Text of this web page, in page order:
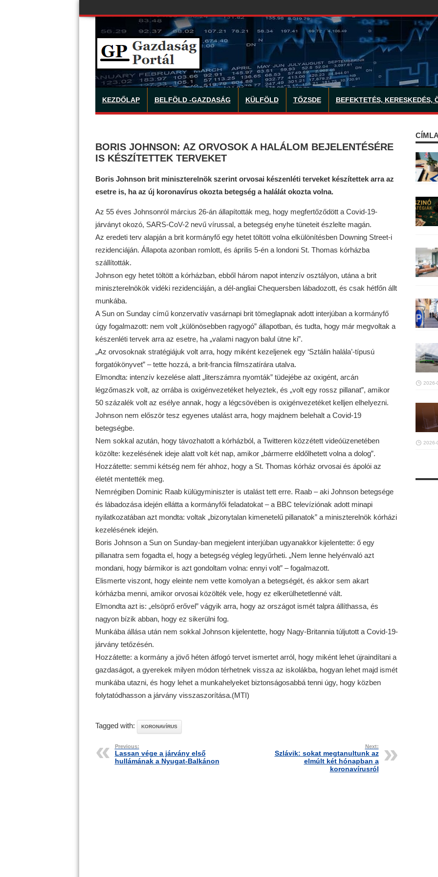
KEZDŐLAP BELFÖLD -GAZDASÁG KÜLFÖLD TŐZSDE BEFEKTETÉS, KERESKEDÉS,
BORIS JOHNSON: AZ ORVOSOK A HALÁLOM BEJELENTÉSÉRE
IS KÉSZÍTETTEK TERVEKET
Boris Johnson brit miniszterelnök szerint orvosai készenléti terveket készítettek arra az
esetre is, ha az új koronavírus okozta betegség a halálát okozta volna.
Az 55 éves Johnsonról március 26-án állapították meg, hogy megfertőződött a Covid-19-
járványt okozó, SARS-CoV-2 nevű vírussal, a betegség enyhe tüneteit észlelte magán.
Az eredeti terv alapján a brit kormányfő egy hetet töltött volna elkülönítésben Downing Street-i
rezidenciáján. Állapota azonban romlott, és április 5-én a londoni St. Thomas kórházba
szállították.
Johnson egy hetet töltött a kórházban, ebből három napot intenzív osztályon, utána a brit
miniszterelnökök vidéki rezidenciáján, a dél-angliai Chequersben lábadozott, és csak hétfőn állt
munkába.
A Sun on Sunday című konzervatív vasárnapi brit tömeglapnak adott interjúban a kormányfő
úgy fogalmazott: nem volt „különösebben ragyogó” állapotban, és tudta, hogy már megvoltak a
készenléti tervek arra az esetre, ha „valami nagyon balul ütne ki”.
„Az orvosoknak stratégiájuk volt arra, hogy miként kezeljenek egy ‘Sztálin halála’-típusú
forgatókönyvet” – tette hozzá, a brit-francia filmszatírára utalva.
Elmondta: intenzív kezelése alatt „literszámra nyomták” tüdejébe az oxigént, arcán
légzőmaszk volt, az orrába is oxigénvezetéket helyeztek, és „volt egy rossz pillanat”, amikor
50 százalék volt az esélye annak, hogy a légcsövében is oxigénvezetéket kelljen elhelyezni.
Johnson nem először tesz egyenes utalást arra, hogy majdnem belehalt a Covid-19
betegségbe.
Nem sokkal azután, hogy távozhatott a kórházból, a Twitteren közzétett videóüzenetében
közölte: kezelésének ideje alatt volt két nap, amikor „bármerre eldőlhetett volna a dolog”.
Hozzátette: semmi kétség nem fér ahhoz, hogy a St. Thomas kórház orvosai és ápolói az
életét mentették meg.
Nemrégiben Dominic Raab külügyminiszter is utalást tett erre. Raab – aki Johnson betegsége
és lábadozása idején ellátta a kormányfői feladatokat – a BBC televíziónak adott minapi
nyilatkozatában azt mondta: voltak „bizonytalan kimenetelű pillanatok” a miniszterelnök kórházi
kezelésének idején.
Boris Johnson a Sun on Sunday-ban megjelent interjúban ugyanakkor kijelentette: ő egy
pillanatra sem fogadta el, hogy a betegség végleg legyűrheti. „Nem lenne helyénvaló azt
mondani, hogy bármikor is azt gondoltam volna: ennyi volt” – fogalmazott.
Elismerte viszont, hogy eleinte nem vette komolyan a betegségét, és akkor sem akart
kórházba menni, amikor orvosai közölték vele, hogy ez elkerülhetetlenné vált.
Elmondta azt is: „elsöprő erővel” vágyik arra, hogy az országot ismét talpra állíthassa, és
nagyon bízik abban, hogy ez sikerülni fog.
Munkába állása után nem sokkal Johnson kijelentette, hogy Nagy-Britannia túljutott a Covid-19-
járvány tetőzésén.
Hozzátette: a kormány a jövő héten átfogó tervet ismertet arról, hogy miként lehet újraindítani a
gazdaságot, a gyerekek milyen módon térhetnek vissza az iskolákba, hogyan lehet majd ismét
munkába utazni, és hogy lehet a munkahelyeket biztonságosabbá tenni úgy, hogy közben
folytatódhasson a járvány visszaszorítása.(MTI)
Tagged with: KORONAVÍRUS
Previous:
Lassan vége a járvány első
hullámának a Nyugat-Balkánon
Next:
Szlávik: sokat megtanultunk az
elmúlt két hónapban a
koronavírusról
2026-
2026-